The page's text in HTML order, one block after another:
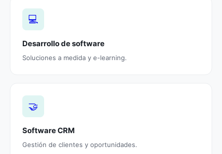
💻
Desarrollo de software
Soluciones a medida y e-learning.
🤝
Software CRM
Gestión de clientes y oportunidades.